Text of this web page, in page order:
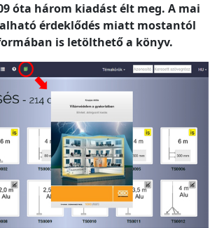
óta három kiadást élt meg. A mai
érdeklődés miatt mostantól
is letölthető a könyv.